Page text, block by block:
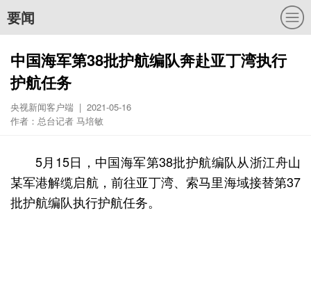
要闻
中国海军第38批护航编队奔赴亚丁湾执行
护航任务
央视新闻客户端 | 2021-05-16
作者：总台记者 马培敏
5月15日，中国海军第38批护航编队从浙江舟山
某军港解缆启航，前往亚丁湾、索马里海域接替第37
批护航编队执行护航任务。